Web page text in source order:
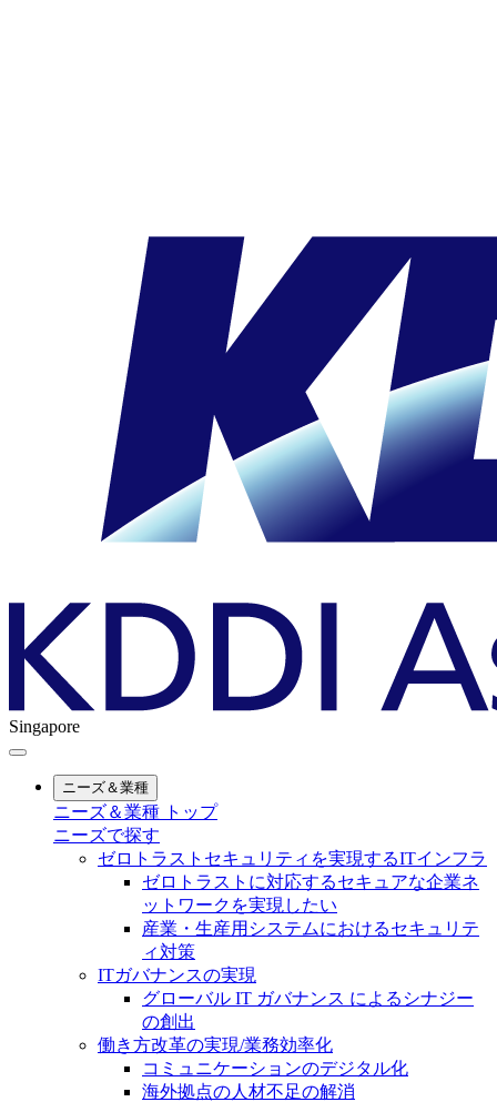
Singapore
ニーズ＆業種
ニーズ＆業種 トップ
ニーズで探す
ゼロトラストセキュリティを実現するITインフラ
ゼロトラストに対応するセキュアな企業ネ
ットワークを実現したい
産業・生産用システムにおけるセキュリテ
ィ対策
ITガバナンスの実現
グローバル IT ガバナンス によるシナジー
の創出
働き方改革の実現/業務効率化
コミュニケーションのデジタル化
海外拠点の人材不足の解消